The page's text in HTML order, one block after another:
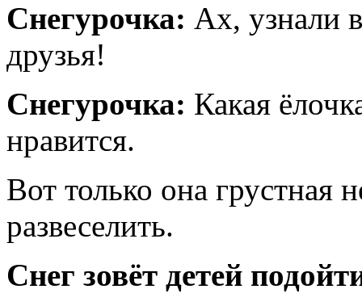
Снегурочка: Ах, узнали
друзья!
Снегурочка: Какая
нравится.
Вот только она грустная
развеселить.
Снег зовёт детей